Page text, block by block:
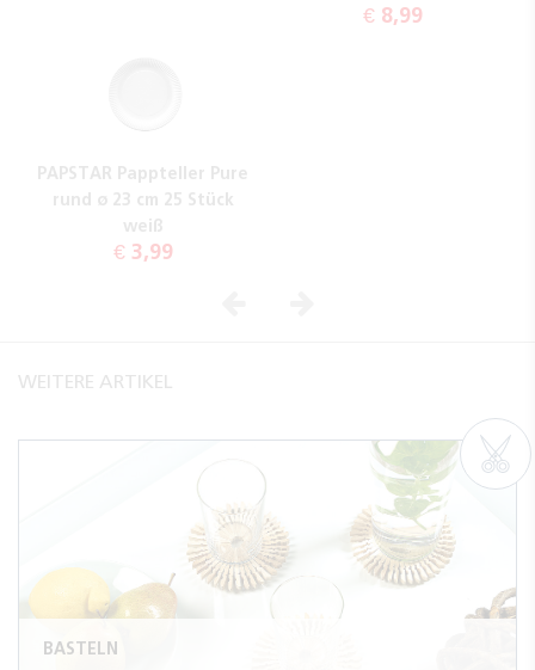
€ 8,99
PAPSTAR Pappteller Pure
rund ø 23 cm 25 Stück
weiß
€ 3,99
WEITERE ARTIKEL
BASTELN